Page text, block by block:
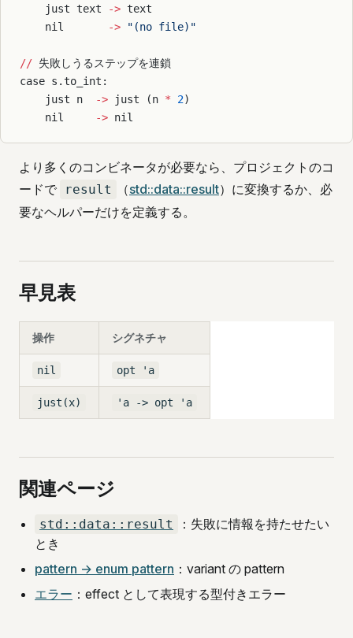
    just text
-> text
    nil
-> "(no file)"
// 失敗しうるステップを連鎖
case s.to_int:
    just n
-> just (n * 2)
    nil
-> nil
より多くのコンビネータが必要なら、プロジェクトのコ
ードで
result （std::data::result）に変換するか、必
要なヘルパーだけを定義する。
早見表
操作 シグネチャ
nil opt 'a
just(x) 'a -> opt 'a
関連ページ
std::data::result
：失敗に情報を持たせたい
とき
pattern → enum pattern ：variant の pattern
エラー ：effect として表現する型付きエラー